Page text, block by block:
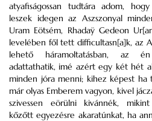
atyafiságossan tudtára adom,
leszek idegen az Aszszonyal
Uram Eötsém, Rhadaÿ Gedeon
levelében fől tett difficultasn[a]k, az
lehető háramoltatásban, az
adattathatik, imé azért egy két hét
minden jóra menni; kihez képest ha
már olyas Emberem vagyon, kivel
szivessen eörülni kivánnék,
kőzőtt egyezésre akaratúnkat, ha